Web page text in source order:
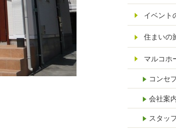
イベント
住まいの
マルコホ
コンセ
会社案
スタッ